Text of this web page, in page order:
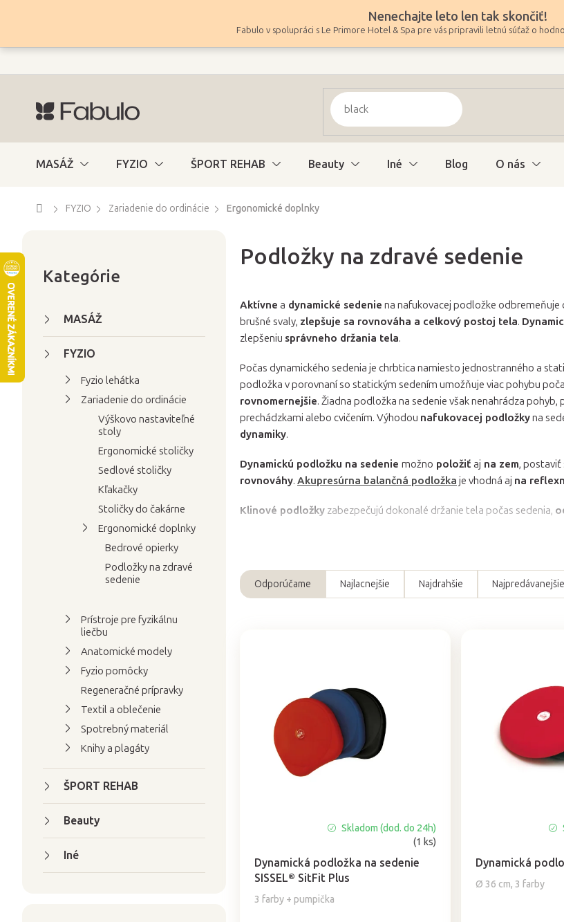
Nenechajte leto len tak skončiť!
Fabulo v spolupráci s Le Primore Hotel & Spa pre vás pripravili letnú súťaž o
MASÁŽ FYZIO ŠPORT REHAB Beauty Iné Blog O nás
DomovFYZIO Zariadenie do ordinácie Ergonomické doplnky
a
kategórie
Kategórie
MASÁŽ
FYZIO
Fyzio lehátka
Zariadenie do ordinácie
Výškovo nastaviteľné
stoly
Ergonomické stoličky
Sedlové stoličky
Kľakačky
Stoličky do čakárne
Ergonomické doplnky
Bedrové opierky
Podložky na zdravé
sedenie
Prístroje pre fyzikálnu
liečbu
Anatomické modely
Fyzio pomôcky
Regeneračné prípravky
Textil a oblečenie
Spotrebný materiál
Knihy a plagáty
ŠPORT REHAB
Beauty
Iné
Podložky na zdravé sedenie
Aktívne a dynamické sedenie na nafukovacej podložke
brušné svaly, zlepšuje sa rovnováha a celkový postoj tela.
zlepšeniu správneho držania tela.
Počas dynamického sedenia je chrbtica namiesto jednostranného a
podložka v porovnaní so statickým sedením umožňuje viac pohybu
rovnomernejšie. Žiadna podložka na sedenie však nenahrádza
prechádzkami alebo cvičením. Výhodou nafukovacej podložkyna
dynamiky.
Dynamickú podložku na sedenie možno položiť aj na zem, postaviť
rovnováhy. Akupresúrna balančná podložka je vhodná aj na
Klinové podložky zabezpečujú dokonalé držanie tela počas sedenia,
R
Odporúčame Najlacnejšie Najdrahšie Najpredávanejšie
Dynamická podložka na sedenie
SISSEL® SitFit Plus
3 farby + pumpička
produktu
je
z
Skladom (dod. do 24h)
(1 ks)
Dynamická
Ø 36 cm, 3 farby
produktu
4,9